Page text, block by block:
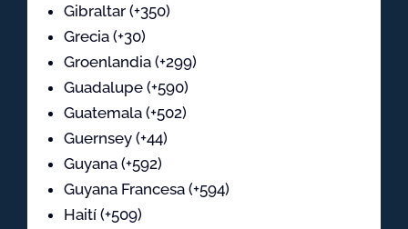
Gibraltar (+350)
Grecia (+30)
Groenlandia (+299)
Guadalupe (+590)
Guatemala (+502)
Guernsey (+44)
Guyana (+592)
Guyana Francesa (+594)
Haití (+509)